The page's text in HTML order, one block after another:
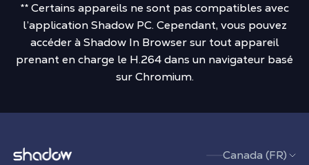
** Certains appareils ne sont pas compatibles avec
l’application Shadow PC. Cependant, vous pouvez
accéder à Shadow In Browser sur tout appareil
prenant en charge le H.264 dans un navigateur basé
sur Chromium.
Shadow.tech Canada (FR)